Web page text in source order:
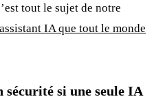
tout le sujet de notre
IA que tout le monde
sécurité si une seule IA